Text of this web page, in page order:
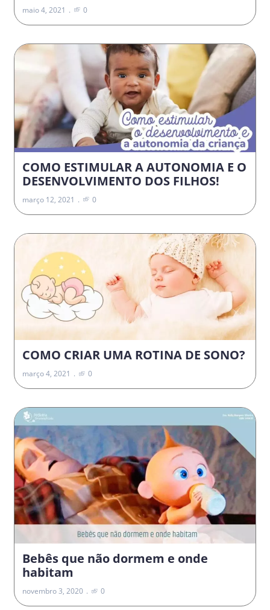
maio 4, 2021 0
COMO ESTIMULAR A AUTONOMIA E O
DESENVOLVIMENTO DOS FILHOS!
março 12, 2021 0
COMO CRIAR UMA ROTINA DE SONO?
março 4, 2021 0
Bebês que não dormem e onde
habitam
novembro 3, 2020 0